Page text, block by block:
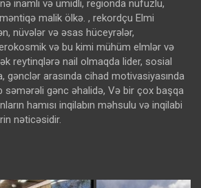
inamlı və ümidli, regionda nüfuzlu,
malik ölkə. , rekordçu Elmi
nüvələr və əsas hüceyrələr,
və bu kimi mühüm elmlər və
reytinqlərə nail olmaqda lider, sosial
gənclər arasında cihad motivasiyasında
səmərəli gənc əhalidə, Və bir çox başqa
hamısı inqilabın məhsulu və inqilabi
nəticəsidir.